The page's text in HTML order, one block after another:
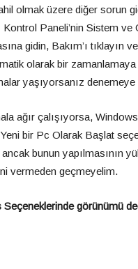
olmak üzere diğer sorun
Paneli’nin Sistem ve
gidin, Bakım’ı tıklayın
olarak bir
yaşıyorsanız denemeye
ağır çalışıyorsa,
bir Pc Olarak Başlat
bunun yapılmasının
vermeden geçmeyelim.
görünümü